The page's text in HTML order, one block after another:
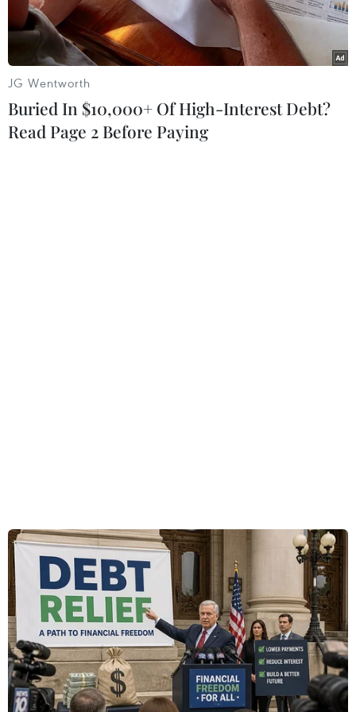
Theo ông Nguyễn Quốc Hùng, Tổng Thư ký Hiệp
hội Ngân hàng Việt Nam, Nghị quyết số
42/2017/QH14 (Nghị quyết 42) của Quốc hội về
thí điểm xử lý nợ xấu của các tổ chức tín dụng
có hiệu lực thi hành từ ngày 15/8/2017 đã tạo cơ
chế xử lý đồng bộ, hiệu quả giúp các tổ chức tín
dụng đẩy nhanh quá trình xử lý nợ xấu.
JG Wentworth
Buried In $10,000+ Of High-Interest Debt?
Read Page 2 Before Paying